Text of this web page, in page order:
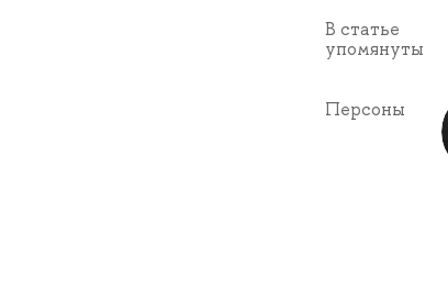
В статье
упомянуты
Персоны